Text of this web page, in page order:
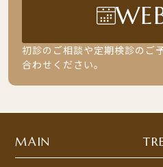
初診のご相談や定期検診のご
合わせください。
MAIN